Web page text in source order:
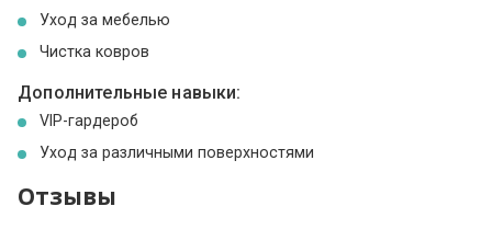
Уход за мебелью
Чистка ковров
Дополнительные навыки:
VIP-гардероб
Уход за различными поверхностями
Отзывы